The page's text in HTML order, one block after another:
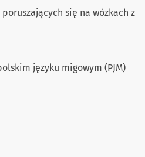
się na wózkach z
języku migowym (PJM)